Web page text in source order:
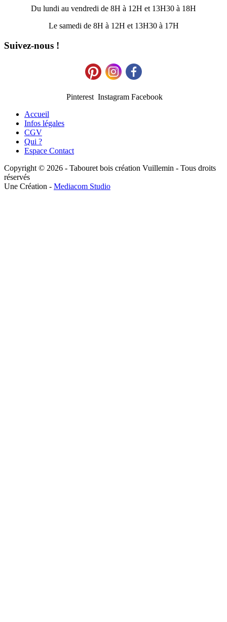
Du lundi au vendredi de 8H à 12H et 13H30 à 18H
Le samedi de 8H à 12H et 13H30 à 17H
Suivez-nous !
Pinterest Instagram Facebook
Accueil
Infos légales
CGV
Qui ?
Espace Contact
Copyright © 2026 - Tabouret bois création Vuillemin - Tous droits
réservés
Une Création - Mediacom Studio